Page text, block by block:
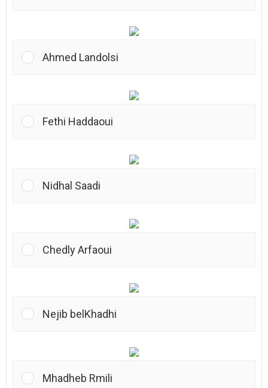
Ahmed Landolsi
Fethi Haddaoui
Nidhal Saadi
Chedly Arfaoui
Nejib belKhadhi
Mhadheb Rmili